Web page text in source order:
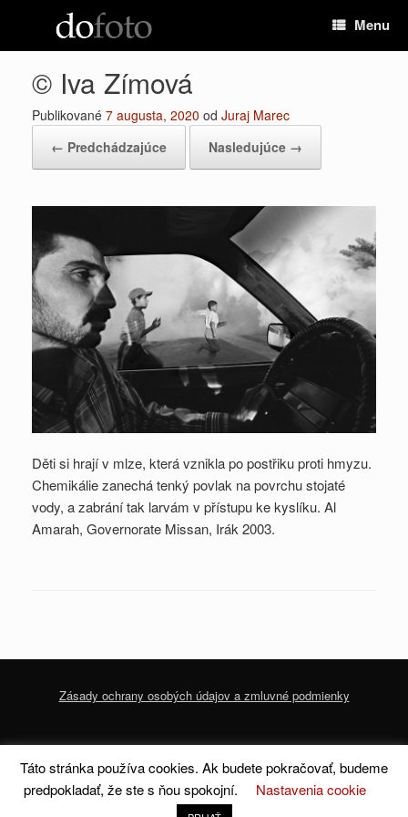
Menu
© Iva Zímová
Publikované 7 augusta, 2020 od Juraj Marec
← Predchádzajúce
Nasledujúce →
Děti si hrají v mlze, která vznikla po postřiku proti hmyzu.
Chemikálie zanechá tenký povlak na povrchu stojaté
vody, a zabrání tak larvám v přístupu ke kyslíku. Al
Amarah, Governorate Missan, Irák 2003.
Zásady ochrany osobých údajov a zmluvné podmienky
podmienky
Theme
Táto stránka používa cookies. Ak budete pokračovať, budeme
predpokladať, že ste s ňou spokojní.
Nastavenia cookie